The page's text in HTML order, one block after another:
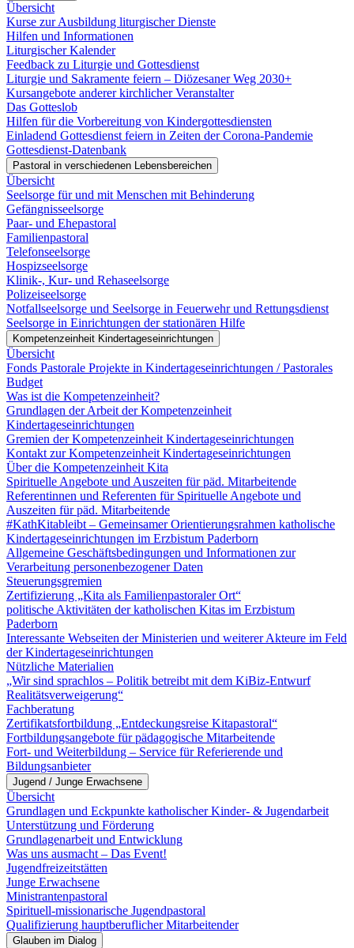
Übersicht
Kurse zur Ausbildung liturgischer Dienste
Hilfen und Informationen
Liturgischer Kalender
Feedback zu Liturgie und Gottesdienst
Liturgie und Sakramente feiern – Diözesaner Weg 2030+
Kursangebote anderer kirchlicher Veranstalter
Das Gotteslob
Hilfen für die Vorbereitung von Kindergottesdiensten
Einladend Gottesdienst feiern in Zeiten der Corona-Pandemie
Gottesdienst-Datenbank
Pastoral in verschiedenen Lebensbereichen
Übersicht
Seelsorge für und mit Menschen mit Behinderung
Gefängnisseelsorge
Paar- und Ehepastoral
Familienpastoral
Telefonseelsorge
Hospizseelsorge
Klinik-, Kur- und Rehaseelsorge
Polizeiseelsorge
Notfallseelsorge und Seelsorge in Feuerwehr und Rettungsdienst
Seelsorge in Einrichtungen der stationären Hilfe
Kompetenzeinheit Kindertageseinrichtungen
Übersicht
Fonds Pastorale Projekte in Kindertageseinrichtungen / Pastorales
Budget
Was ist die Kompetenzeinheit?
Grundlagen der Arbeit der Kompetenzeinheit
Kindertageseinrichtungen
Gremien der Kompetenzeinheit Kindertageseinrichtungen
Kontakt zur Kompetenzeinheit Kindertageseinrichtungen
Über die Kompetenzeinheit Kita
Spirituelle Angebote und Auszeiten für päd. Mitarbeitende
Referentinnen und Referenten für Spirituelle Angebote und
Auszeiten für päd. Mitarbeitende
#KathKitableibt – Gemeinsamer Orientierungsrahmen katholische
Kindertageseinrichtungen im Erzbistum Paderborn
Allgemeine Geschäftsbedingungen und Informationen zur
Verarbeitung personenbezogener Daten
Steuerungsgremien
Zertifizierung „Kita als Familienpastoraler Ort“
politische Aktivitäten der katholischen Kitas im Erzbistum
Paderborn
Interessante Webseiten der Ministerien und weiterer Akteure im Feld
der Kindertageseinrichtungen
Nützliche Materialien
„Wir sind sprachlos – Politik betreibt mit dem KiBiz-Entwurf
Realitätsverweigerung“
Fachberatung
Zertifikatsfortbildung „Entdeckungsreise Kitapastoral“
Fortbildungsangebote für pädagogische Mitarbeitende
Fort- und Weiterbildung – Service für Referierende und
Bildungsanbieter
Jugend / Junge Erwachsene
Übersicht
Grundlagen und Eckpunkte katholischer Kinder- & Jugendarbeit
Unterstützung und Förderung
Grundlagenarbeit und Entwicklung
Was uns ausmacht – Das Event!
Jugendfreizeitstätten
Junge Erwachsene
Ministrantenpastoral
Spirituell-missionarische Jugendpastoral
Qualifizierung hauptberuflicher Mitarbeitender
Glauben im Dialog